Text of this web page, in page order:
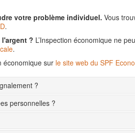
votre problème individuel. Vous
.
? L’Inspection économique ne
.
économique sur le site web du SPF
?
personnelles ?